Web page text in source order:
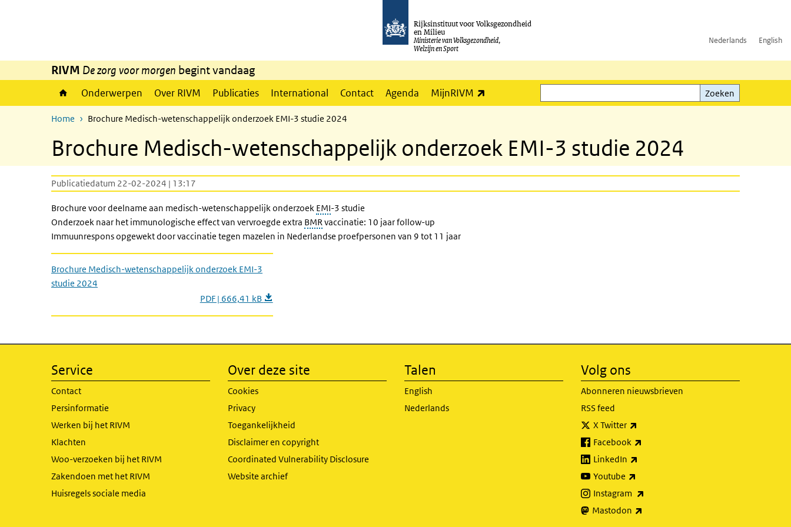
Rijksinstituut voor Volksgezondheid
en Milieu
Ministerie van Volksgezondheid,
Welzijn en Sport
Nederlands English
RIVM De zorg voor morgen begint vandaag
Onderwerpen Over RIVM Publicaties International Contact Agenda MijnRIVM
Zoeken
Zoeken
Home Brochure Medisch-wetenschappelijk onderzoek EMI-3 studie 2024
Brochure Medisch-wetenschappelijk onderzoek EMI-3 studie 2024
Publicatiedatum 22-02-2024 | 13:17
Brochure voor deelname aan medisch-wetenschappelijk onderzoek EMI-3 studie
Onderzoek naar het immunologische effect van vervroegde extra BMRvaccinatie: 10 jaar follow-up
Immuunrespons opgewekt door vaccinatie tegen mazelen in Nederlandse proefpersonen van 9 tot 11 jaar
Brochure Medisch-wetenschappelijk onderzoek EMI-3
studie 2024
PDF | 666,41 kB
Service
Contact
Persinformatie
Werken bij het RIVM
Klachten
Woo-verzoeken bij het RIVM
Zakendoen met het RIVM
Huisregels sociale media
Over deze site
Cookies
Privacy
Toegankelijkheid
Disclaimer en copyright
Coordinated Vulnerability Disclosure
Website archief
Talen
English
Nederlands
Volg ons
Abonneren nieuwsbrieven
RSS feed
X Twitter
Facebook
LinkedIn
Youtube
Instagram
Mastodon